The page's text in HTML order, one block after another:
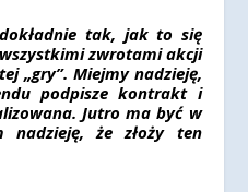
tak, jak to się
zwrotami akcji
„gry”. Miejmy nadzieję,
podpisze kontrakt i
Jutro ma być w
że złoży ten